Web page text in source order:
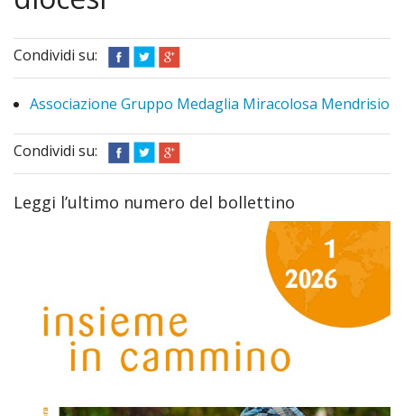
Diario Missionario
Chi Siamo
Archivio bollettini
Condividi su:
Associazione Gruppo Medaglia Miracolosa Mendrisio
Condividi su:
Leggi l’ultimo numero del bollettino